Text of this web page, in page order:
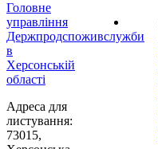
Головне
управління
Держпродспоживслужби
в
Херсонській
області
Адреса для
листування:
73015,